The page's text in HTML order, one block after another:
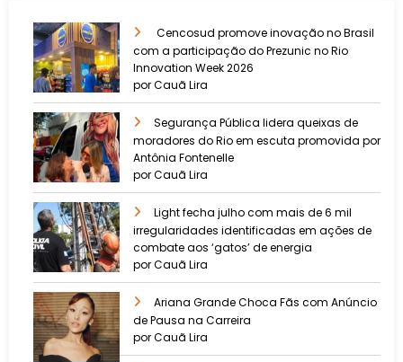
Cencosud promove inovação no Brasil
com a participação do Prezunic no Rio
Innovation Week 2026
por Cauã Lira
​Segurança Pública lidera queixas de
moradores do Rio em escuta promovida por
Antônia Fontenelle
por Cauã Lira
Light fecha julho com mais de 6 mil
irregularidades identificadas em ações de
combate aos ‘gatos’ de energia
por Cauã Lira
Ariana Grande Choca Fãs com Anúncio
de Pausa na Carreira
por Cauã Lira